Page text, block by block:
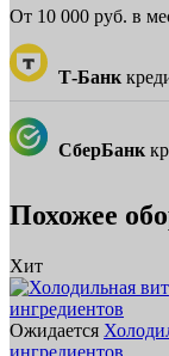
От 10 000 руб. в
Т-Банк
СберБанк
Похожее
Хит
Ожидается
ингредиентов